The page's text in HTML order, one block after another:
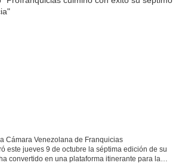
Cámara Venezolana de Franquicias
este jueves 9 de octubre la séptima edición de su
convertido en una plataforma itinerante para la